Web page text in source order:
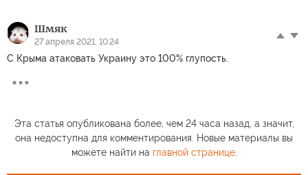
Шмяк
27 апреля 2021, 10:24
С Крыма атаковать Украину это 100% глупость.
Эта статья опубликована более, чем 24 часа назад, а значит,
она недоступна для комментирования. Новые материалы вы
можете найти на главной странице.